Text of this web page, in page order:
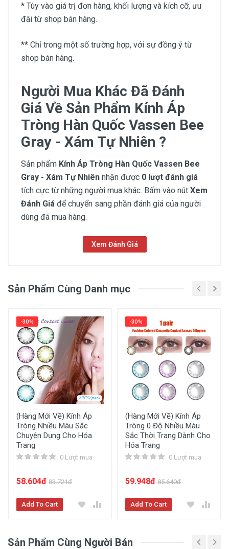
* Tùy vào giá trị đơn hàng, khối lượng và kích cỡ, ưu
đãi từ shop bán hàng.
** Chỉ trong một số trường hợp, với sự đồng ý từ
shop bán hàng.
Người Mua Khác Đã Đánh
Giá Về Sản Phẩm Kính Áp
Tròng Hàn Quốc Vassen Bee
Gray - Xám Tự Nhiên ?
Sản phẩm Kính Áp Tròng Hàn Quốc Vassen Bee
Gray - Xám Tự Nhiên nhận được 0 lượt đánh giá
tích cực từ những người mua khác. Bấm vào nút Xem
Đánh Giá để chuyển sang phần đánh giá của người
dùng đã mua hàng.
Xem Đánh Giá
Thông Tin Chung
14.5
Xuất xứ
Hàn Quốc
Thương hiệu
Vassen
Xem Chi Tiết Thông Tin Sản Phẩm
Sản Phẩm Cùng Danh mục
-30%
(Hàng Mới Về) Kính Áp
Tròng Nhiều Màu Sắc
Chuyên Dụng Cho Hóa
Trang
0 Lượt mua
58.604đ 83.721đ
Add To Cart
-30%
(Hàng Mới Về) Kính Áp
Tròng 0 Độ Nhiều Màu
Sắc Thời Trang Dành Cho
Hóa Trang
0 Lượt mua
59.948đ 85.640đ
Add To Cart
Sản Phẩm Cùng Người Bán